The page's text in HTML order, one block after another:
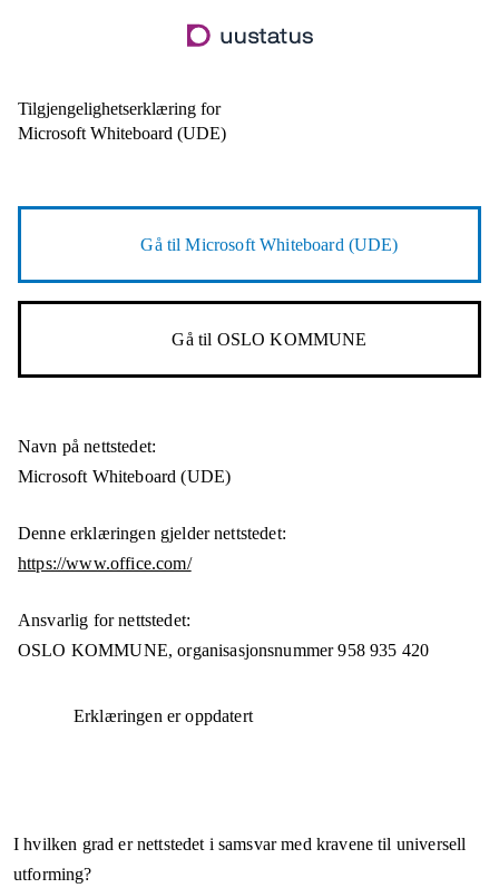
til
Tilgjengelighetserklæring for
Microsoft Whiteboard (UDE)
Gå tilMicrosoft Whiteboard (UDE)
Gå til OSLO KOMMUNE
Navn på nettstedet:
Microsoft Whiteboard (UDE)
Denne erklæringen gjelder nettstedet:
https://www.office.com/
Ansvarlig for nettstedet:
OSLO KOMMUNE,organisasjonsnummer 958 935 420
Erklæringen er oppdatert
I hvilken grad er nettstedet i samsvar med kravene til universell
utforming?